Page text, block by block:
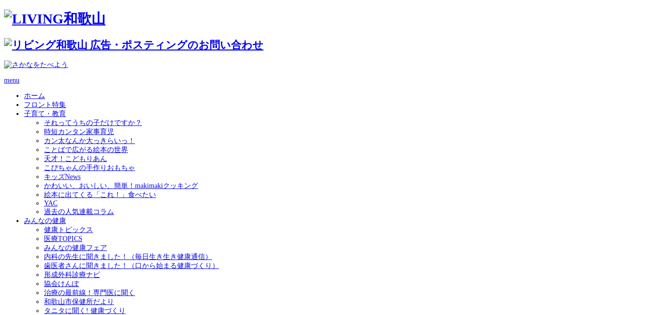
menu
ホーム
フロント特集
子育て・教育
それってうちの子だけですか？
時短カンタン家事育児
カン太なんか大っきらいっ！
ことばで広がる絵本の世界
天才！こどもりあん
こぴちゃんの手作りおもちゃ
キッズNews
かわいい、おいしい、簡単！makimakiクッキング
絵本に出てくる「これ！」食べたい
YAC
過去の人気連載コラム
みんなの健康
健康トピックス
医療TOPICS
みんなの健康フェア
内科の先生に聞きました！（毎日生き生き健康通信）
歯医者さんに聞きました！（口から始まる健康づくり）
形成外科診療ナビ
協会けんぽ
治療の最前線！専門医に聞く
和歌山市保健所だより
タニタに聞く! 健康づくり